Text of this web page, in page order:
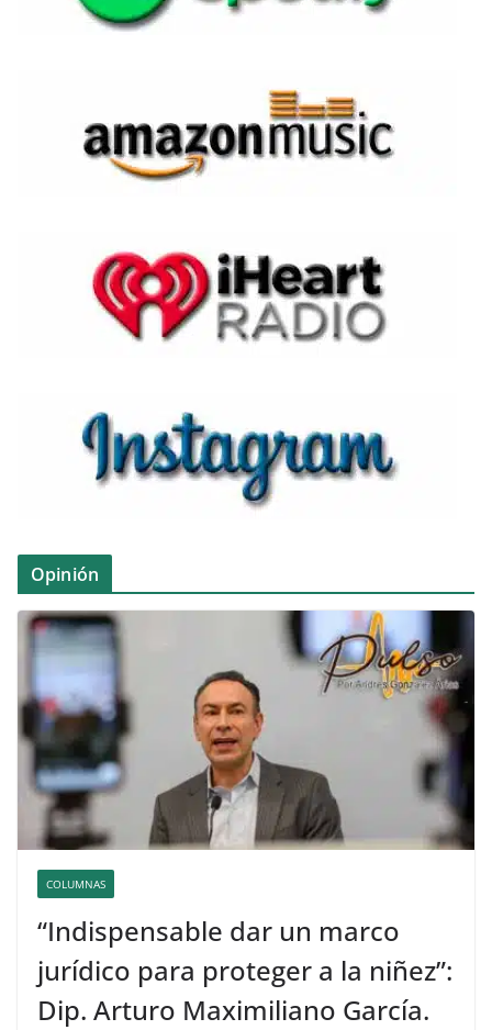
Opinión
COLUMNAS
“Indispensable dar un marco
jurídico para proteger a la niñez”:
Dip. Arturo Maximiliano García.